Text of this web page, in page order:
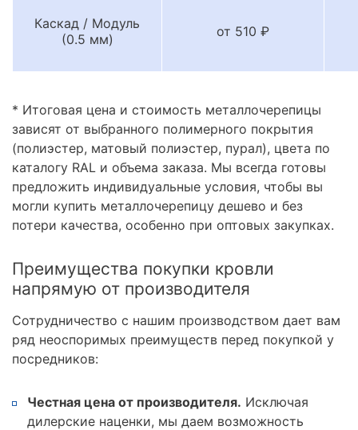
Каскад / Модуль
(0.5 мм)
от 510 ₽
* Итоговая цена и стоимость металлочерепицы
зависят от выбранного полимерного покрытия
(полиэстер, матовый полиэстер, пурал), цвета по
каталогу RAL и объема заказа. Мы всегда готовы
предложить индивидуальные условия, чтобы вы
могли купить металлочерепицу дешево и без
потери качества, особенно при оптовых закупках.
Преимущества покупки кровли
напрямую от производителя
Сотрудничество с нашим производством дает вам
ряд неоспоримых преимуществ перед покупкой у
посредников:
Честная цена от производителя. Исключая
дилерские наценки, мы даем возможность